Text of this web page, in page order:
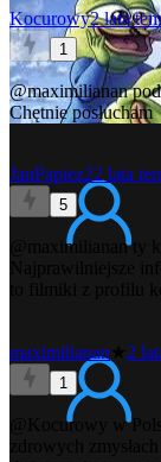
Kocurowy2 lata
1
@maximilianan
Chętnie posłucham
JanPapiez22 lata
5
@maximiliananty
Najprawilniejsze
to filmiki z profilu
maximilianan 2
1
@Kocurowy
w
zdrowych